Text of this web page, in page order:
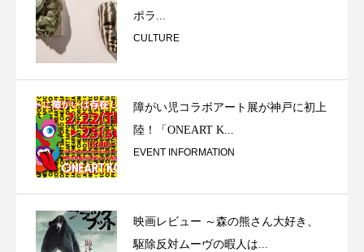
ポラ...
CULTURE
障がい児コラボアート展が神戸に初上
陸！「ONEART K...
EVENT INFORMATION
映画レビュー ～森の熊さん大好き、
駆除反対ムーヴの暇人は...